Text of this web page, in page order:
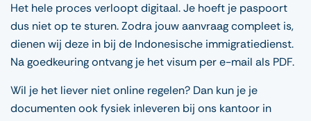
Het hele proces verloopt digitaal. Je hoeft je paspoort
dus niet op te sturen. Zodra jouw aanvraag compleet is,
dienen wij deze in bij de Indonesische immigratiedienst.
Na goedkeuring ontvang je het visum per e-mail als PDF.
Wil je het liever niet online regelen? Dan kun je je
documenten ook fysiek inleveren bij ons kantoor in